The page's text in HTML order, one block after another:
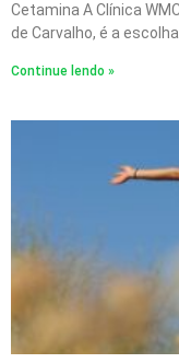
Cetamina A Clínica
de Carvalho, é a escolha
Continue lendo »